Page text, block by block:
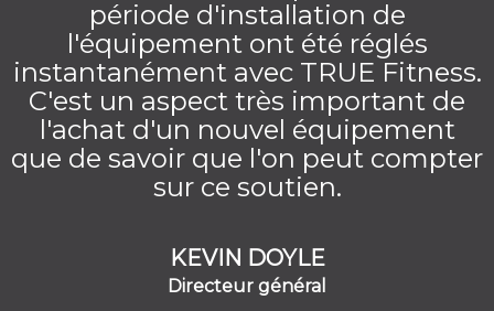
période d'installation de
l'équipement ont été réglés
instantanément avec TRUE Fitness.
C'est un aspect très important de
l'achat d'un nouvel équipement
que de savoir que l'on peut compter
sur ce soutien.
KEVIN DOYLE
Directeur général